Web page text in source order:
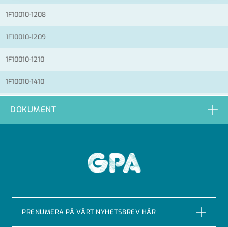
1F10010-1208
1F10010-1209
1F10010-1210
1F10010-1410
DOKUMENT
PRENUMERA PÅ VÅRT NYHETSBREV HÄR